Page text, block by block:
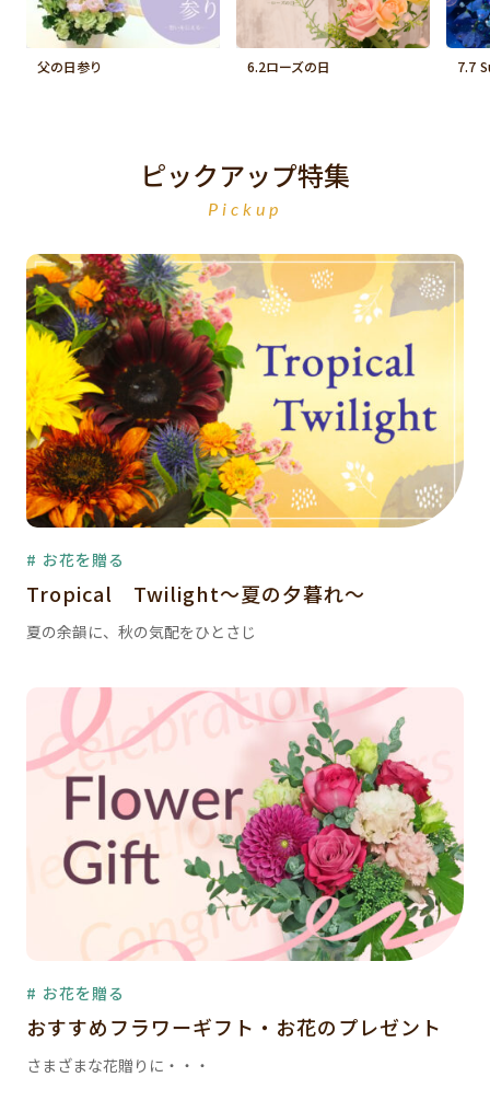
父の日参り 6.2ローズの日 7.7
ピックアップ特集
Pickup
# お花を贈る
Tropical Twilight～夏の夕暮れ～
夏の余韻に、秋の気配をひとさじ
# お花を贈る
おすすめフラワーギフト・お花のプレゼント
さまざまな花贈りに・・・